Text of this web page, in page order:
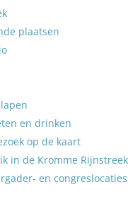
plaatsen
en drinken
op de kaart
in de Kromme Rijnstreek
en congreslocaties